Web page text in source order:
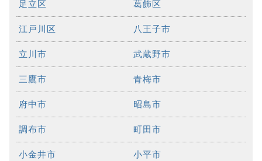
足立区 葛飾区
江戸川区 八王子市
立川市 武蔵野市
三鷹市 青梅市
府中市 昭島市
調布市 町田市
小金井市 小平市